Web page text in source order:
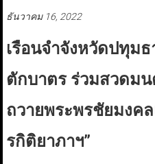
ธันวาคม 16, 2022
เรือนจำจังหวัดปทุม
ตักบาตร ร่วมสวดม
ถวายพระพรชัยมงค
รกิติยาภาฯ”